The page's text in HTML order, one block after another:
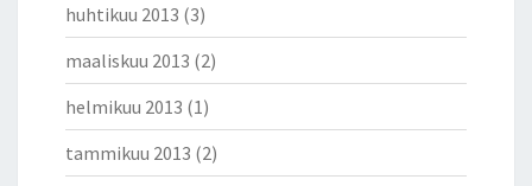
huhtikuu 2013 (3)
maaliskuu 2013 (2)
helmikuu 2013 (1)
tammikuu 2013 (2)